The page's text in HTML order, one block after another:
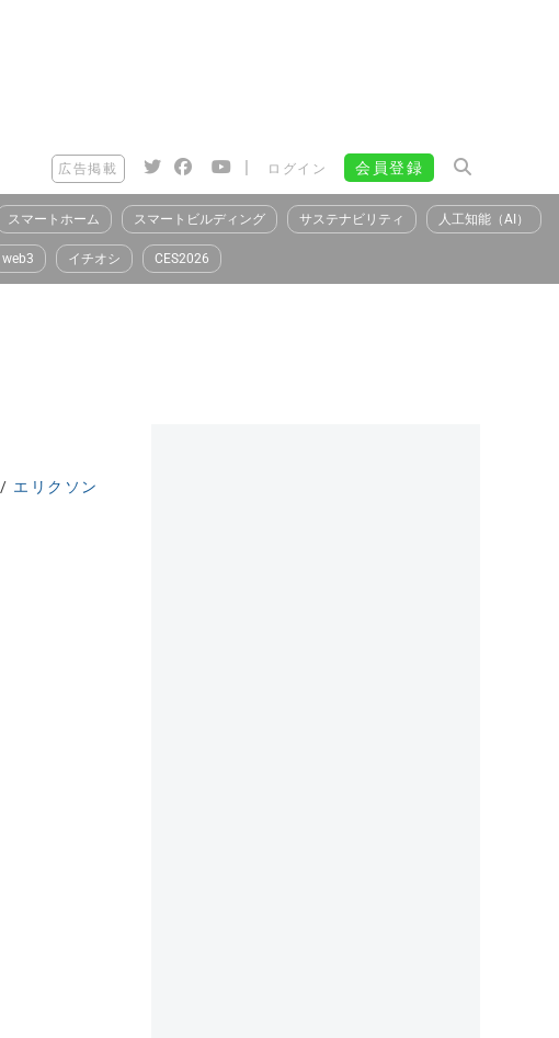
広告掲載 | ログイン 会員登録
スマートホーム スマートビルディング サステナビリティ 人工知能（AI）
web3 イチオシ CES2026
/ エリクソン